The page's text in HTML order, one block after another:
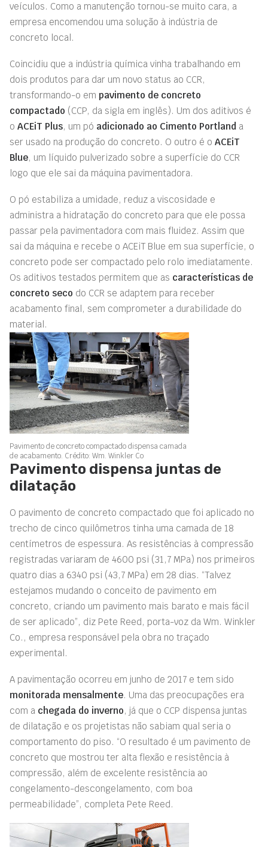
veículos. Como a manutenção tornou-se muito cara, a
empresa encomendou uma solução à indústria de
concreto local.
Coincidiu que a indústria química vinha trabalhando em
dois produtos para dar um novo status ao CCR,
transformando-o em pavimento de concreto
compactado (CCP, da sigla em inglês). Um dos aditivos é
o ACEiT Plus, um pó adicionado ao Cimento Portland a
ser usado na produção do concreto. O outro é o ACEiT
Blue, um líquido pulverizado sobre a superfície do CCR
logo que ele sai da máquina pavimentadora.
O pó estabiliza a umidade, reduz a viscosidade e
administra a hidratação do concreto para que ele possa
passar pela pavimentadora com mais fluidez. Assim que
sai da máquina e recebe o ACEiT Blue em sua superfície, o
concreto pode ser compactado pelo rolo imediatamente.
Os aditivos testados permitem que as características de
concreto seco do CCR se adaptem para receber
acabamento final, sem comprometer a durabilidade do
material.
Pavimento de concreto compactado dispensa camada
de acabamento. Crédito: Wm. Winkler Co
Pavimento dispensa juntas de
dilatação
O pavimento de concreto compactado que foi aplicado no
trecho de cinco quilômetros tinha uma camada de 18
centímetros de espessura. As resistências à compressão
registradas variaram de 4600 psi (31,7 MPa) nos primeiros
quatro dias a 6340 psi (43,7 MPa) em 28 dias. “Talvez
estejamos mudando o conceito de pavimento em
concreto, criando um pavimento mais barato e mais fácil
de ser aplicado”, diz Pete Reed, porta-voz da Wm. Winkler
Co., empresa responsável pela obra no traçado
experimental.
A pavimentação ocorreu em junho de 2017 e tem sido
monitorada mensalmente. Uma das preocupações era
com a chegada do inverno, já que o CCP dispensa juntas
de dilatação e os projetistas não sabiam qual seria o
comportamento do piso. “O resultado é um pavimento de
concreto que mostrou ter alta flexão e resistência à
compressão, além de excelente resistência ao
congelamento-descongelamento, com boa
permeabilidade”, completa Pete Reed.